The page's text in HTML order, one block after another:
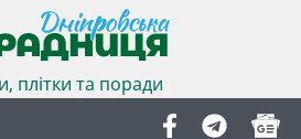
плітки та поради